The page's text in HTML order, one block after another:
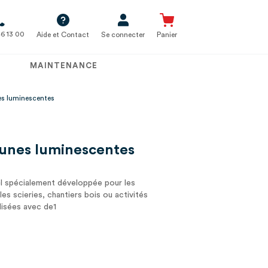
13 00 Aide et Contact Se connecter Panier
MAINTENANCE
luminescentes
luminescentes
spécialement développée pour les
scieries, chantiers bois ou activités
avec de1